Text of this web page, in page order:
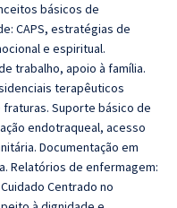
básicos de
CAPS, estratégias de
e espiritual.
trabalho, apoio à família.
terapêuticos
Suporte básico de
endotraqueal, acesso
Documentação em
Relatórios de enfermagem:
Centrado no